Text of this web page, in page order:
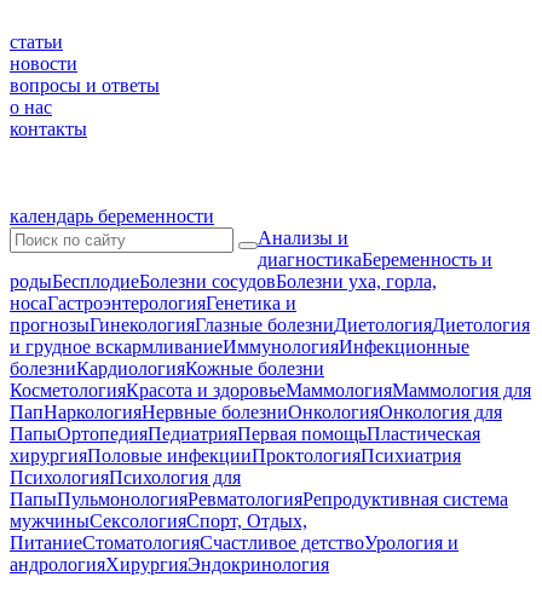
статьи
новости
вопросы и ответы
о нас
контакты
календарь беременности
Анализы и
диагностикаБеременность и
родыБесплодиеБолезни сосудовБолезни уха, горла,
носаГастроэнтерологияГенетика и
прогнозыГинекологияГлазные болезниДиетологияДиетология
и грудное вскармливаниеИммунологияИнфекционные
болезниКардиологияКожные болезни
КосметологияКрасота и здоровьеМаммологияМаммология для
ПапНаркологияНервные болезниОнкологияОнкология для
ПапыОртопедияПедиатрияПервая помощьПластическая
хирургияПоловые инфекцииПроктологияПсихиатрия
ПсихологияПсихология для
ПапыПульмонологияРевматологияРепродуктивная система
мужчиныСексологияСпорт, Отдых,
ПитаниеСтоматологияСчастливое детствоУрология и
андрологияХирургияЭндокринология